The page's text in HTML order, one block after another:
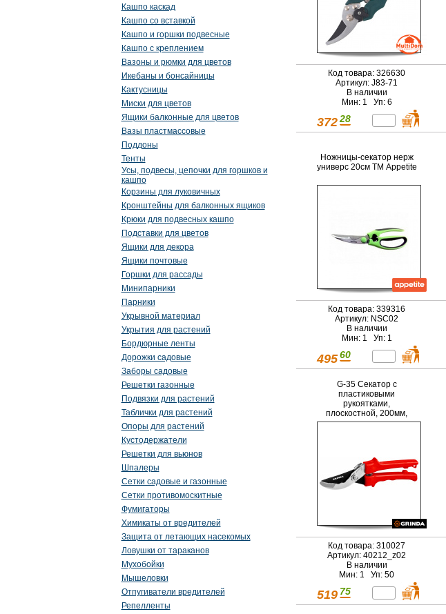
Кашпо каскад
Кашпо со вставкой
Кашпо и горшки подвесные
Кашпо с креплением
Вазоны и рюмки для цветов
Икебаны и бонсайницы
Кактусницы
Миски для цветов
Ящики балконные для цветов
Вазы пластмассовые
Поддоны
Тенты
Усы, подвесы, цепочки для горшков и
кашпо
Корзины для луковичных
Кронштейны для балконных ящиков
Крюки для подвесных кашпо
Подставки для цветов
Ящики для декора
Ящики почтовые
Горшки для рассады
Минипарники
Парники
Укрывной материал
Укрытия для растений
Бордюрные ленты
Дорожки садовые
Заборы садовые
Решетки газонные
Подвязки для растений
Таблички для растений
Опоры для растений
Кустодержатели
Решетки для вьюнов
Шпалеры
Сетки садовые и газонные
Сетки противомоскитные
Фумигаторы
Химикаты от вредителей
Защита от летающих насекомых
Ловушки от тараканов
Мухобойки
Мышеловки
Отпугиватели вредителей
Репелленты
Код товара: 326630
Артикул: J83-71
В наличии
Мин: 1 Уп: 6
372 28
Ножницы-секатор нерж
универс 20см ТМ Appetite
Код товара: 339316
Артикул: NSC02
В наличии
Мин: 1 Уп: 1
495 60
G-35 Секатор с
пластиковыми
рукоятками,
плоскостной, 200мм,
GRINDA
Код товара: 310027
Артикул: 40212_z02
В наличии
Мин: 1 Уп: 50
519 75